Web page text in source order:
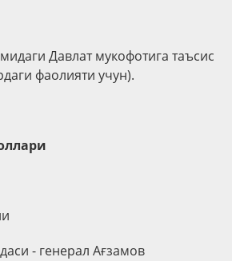
Давлат мукофотига таъсис
фаолияти учун).
- генерал Ағзамов